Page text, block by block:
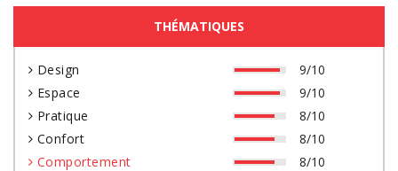
THÉMATIQUES
Design
9/10
Espace
9/10
Pratique
8/10
Confort
8/10
Comportement
8/10